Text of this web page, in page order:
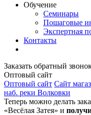
Обучение
Семинары
Пошаговые
Экспертная
Контакты
Заказать обратный
Оптовый сайт
Оптовый сайт Сайт
наб. реки Волковки
Теперь можно делать
«Весёлая Затея» и